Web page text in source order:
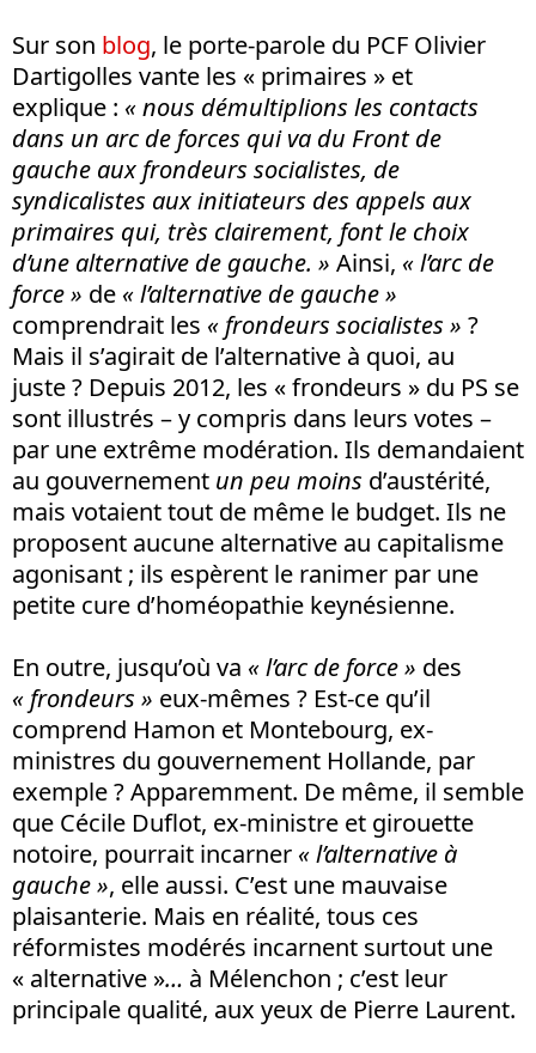
Sur son blog, le porte-parole du PCF Olivier
Dartigolles vante les « primaires » et
explique : « nous démultiplions les contacts
dans un arc de forces qui va du Front de
gauche aux frondeurs socialistes, de
syndicalistes aux initiateurs des appels aux
primaires qui, très clairement, font le choix
d’une alternative de gauche. » Ainsi, « l’arc de
force » de « l’alternative de gauche »
comprendrait les « frondeurs socialistes » ?
Mais il s’agirait de l’alternative à quoi, au
juste ? Depuis 2012, les « frondeurs » du PS se
sont illustrés – y compris dans leurs votes –
par une extrême modération. Ils demandaient
au gouvernement un peu moins d’austérité,
mais votaient tout de même le budget. Ils ne
proposent aucune alternative au capitalisme
agonisant ; ils espèrent le ranimer par une
petite cure d’homéopathie keynésienne.
En outre, jusqu’où va « l’arc de force » des
« frondeurs » eux-mêmes ? Est-ce qu’il
comprend Hamon et Montebourg, ex-
ministres du gouvernement Hollande, par
exemple ? Apparemment. De même, il semble
que Cécile Duflot, ex-ministre et girouette
notoire, pourrait incarner « l’alternative à
gauche », elle aussi. C’est une mauvaise
plaisanterie. Mais en réalité, tous ces
réformistes modérés incarnent surtout une
« alternative »… à Mélenchon ; c’est leur
principale qualité, aux yeux de Pierre Laurent.